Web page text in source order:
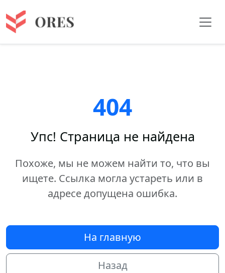
404
Упс! Страница не найдена
Похоже, мы не можем найти то, что вы
ищете. Ссылка могла устареть или в
адресе допущена ошибка.
На главную
Назад